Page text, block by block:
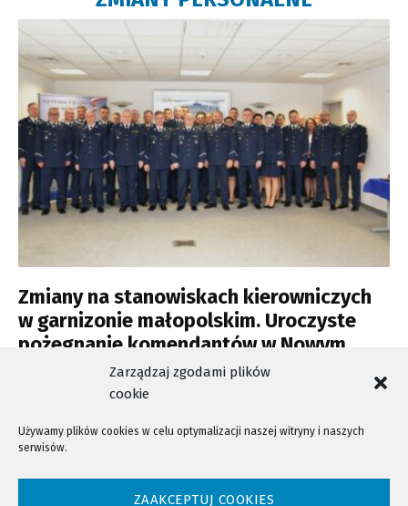
Zarządzaj zgodami plików
cookie
Używamy plików cookies w celu optymalizacji naszej witryny i naszych
serwisów.
ZAAKCEPTUJ COOKIES
Zmiany na stanowiskach kierowniczych
w garnizonie małopolskim. Uroczyste
pożegnanie komendantów w Nowym
NTV - Nasza Telewizja Sądecka © 2023 Wszystkie prawa zastrzeżone!